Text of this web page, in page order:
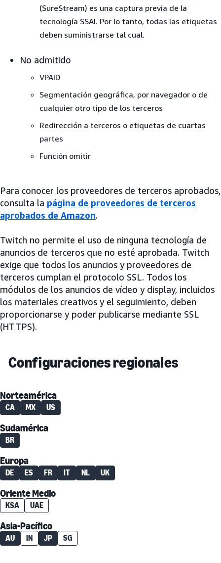
(SureStream) es una captura previa de la
tecnología SSAI. Por lo tanto, todas las etiquetas
deben suministrarse tal cual.
No admitido
VPAID
Segmentación geográfica, por navegador o de
cualquier otro tipo de los terceros
Redirección a terceros o etiquetas de cuartas
partes
Función omitir
Para conocer los proveedores de terceros aprobados,
consulta la página de proveedores de terceros
aprobados de Amazon.
Twitch no permite el uso de ninguna tecnología de
anuncios de terceros que no esté aprobada. Twitch
exige que todos los anuncios y proveedores de
terceros cumplan el protocolo SSL. Todos los
módulos de los anuncios de vídeo y display, incluidos
los materiales creativos y el seguimiento, deben
proporcionarse y poder publicarse mediante SSL
(HTTPS).
Configuraciones regionales
Norteamérica
CA MX US
Sudamérica
BR
Europa
DE ES FR IT NL UK
Oriente Medio
KSA UAE
Asia-Pacífico
AU IN JP SG